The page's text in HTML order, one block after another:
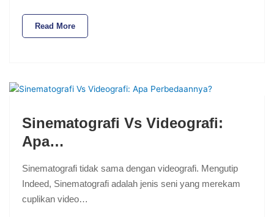
Read More
Sinematografi Vs Videografi:
Apa…
Sinematografi tidak sama dengan videografi. Mengutip
Indeed, Sinematografi adalah jenis seni yang merekam
cuplikan video…